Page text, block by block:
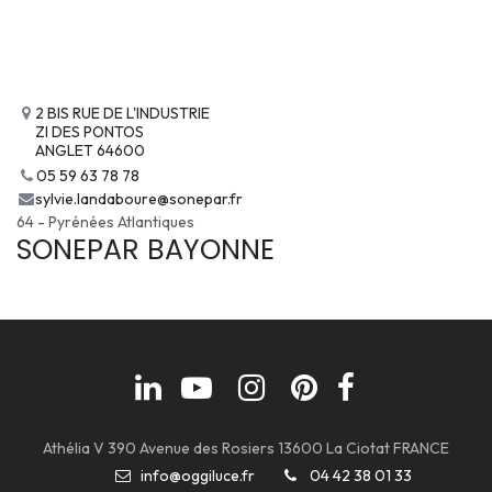
2 BIS RUE DE L'INDUSTRIE
ZI DES PONTOS
ANGLET 64600
05 59 63 78 78
sylvie.landaboure@sonepar.fr
64 - Pyrénées Atlantiques
SONEPAR BAYONNE
Athélia V 390 Avenue des Rosiers 13600 La Ciotat FRANCE
info@oggiluce.fr
04 42 38 01 33